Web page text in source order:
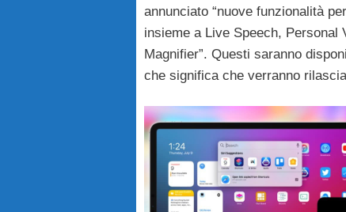
annunciato “nuove funzionalità
insieme a Live Speech, Personal
Magnifier”. Questi saranno
che significa che verranno